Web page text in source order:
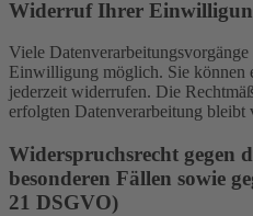
Widerruf Ihrer
Viele
Einwilligung möglich. Sie können
jederzeit widerrufen. Die
erfolgten Datenverarbeitung
Widerspruchsrecht gegen
besonderen Fällen sowie
21 DSGVO)